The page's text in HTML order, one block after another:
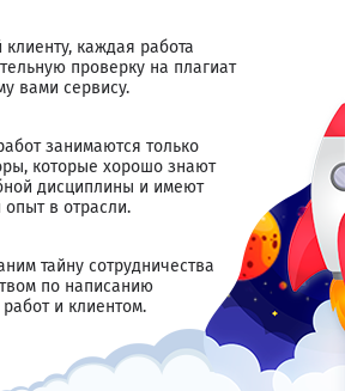
каждая работа
проверку на плагиат
вами сервису.
занимаются только
которые хорошо знают
дисциплины и имеют
опыт в отрасли.
тайну сотрудничества
по написанию
и клиентом.